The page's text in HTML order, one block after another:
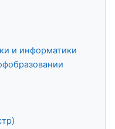
и информатики